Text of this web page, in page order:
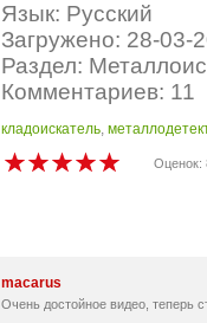
Язык: Русский
Загружено: 28-03-
Раздел:
Комментариев: 11
кладоискатель,
Оценок:
macarus
Очень достойное видео, теперь